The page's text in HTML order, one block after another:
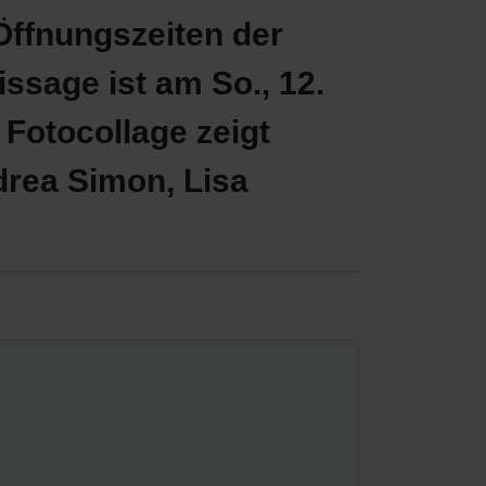
der
ist am So., 12.
zeigt
Simon, Lisa